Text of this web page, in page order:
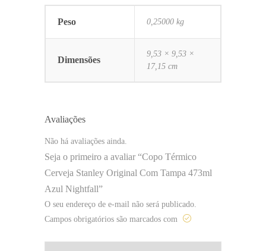
Peso 0,25000 kg
Dimensões
9,53 × 9,53 ×
17,15 cm
Avaliações
Não há avaliações ainda.
Seja o primeiro a avaliar “Copo Térmico
Cerveja Stanley Original Com Tampa 473ml
Azul Nightfall”
O seu endereço de e-mail não será publicado.
Campos obrigatórios são marcados com